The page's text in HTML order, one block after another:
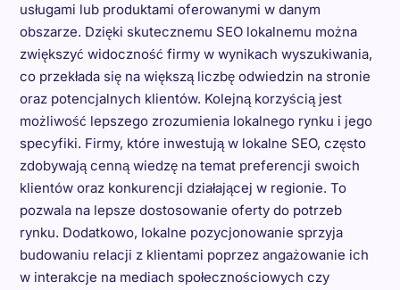
usługami lub produktami oferowanymi w danym
obszarze. Dzięki skutecznemu SEO lokalnemu można
zwiększyć widoczność firmy w wynikach wyszukiwania,
co przekłada się na większą liczbę odwiedzin na stronie
oraz potencjalnych klientów. Kolejną korzyścią jest
możliwość lepszego zrozumienia lokalnego rynku i jego
specyfiki. Firmy, które inwestują w lokalne SEO, często
zdobywają cenną wiedzę na temat preferencji swoich
klientów oraz konkurencji działającej w regionie. To
pozwala na lepsze dostosowanie oferty do potrzeb
rynku. Dodatkowo, lokalne pozycjonowanie sprzyja
budowaniu relacji z klientami poprzez angażowanie ich
w interakcje na mediach społecznościowych czy